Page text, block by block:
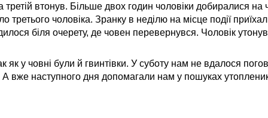
втонув. Більше двох годин чоловіки добиралися на
третього чоловіка. Зранку в неділю на місце події
біля очерету, де човен перевернувся. Чоловік
у човні були й гвинтівки. У суботу нам не вдалося
вже наступного дня допомагали нам у пошуках